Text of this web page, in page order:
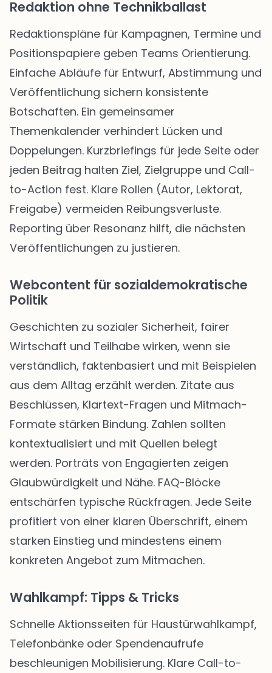
Redaktion ohne Technikballast
Redaktionspläne für Kampagnen, Termine und
Positionspapiere geben Teams Orientierung.
Einfache Abläufe für Entwurf, Abstimmung und
Veröffentlichung sichern konsistente
Botschaften. Ein gemeinsamer
Themenkalender verhindert Lücken und
Doppelungen. Kurzbriefings für jede Seite oder
jeden Beitrag halten Ziel, Zielgruppe und Call-
to-Action fest. Klare Rollen (Autor, Lektorat,
Freigabe) vermeiden Reibungsverluste.
Reporting über Resonanz hilft, die nächsten
Veröffentlichungen zu justieren.
Webcontent für sozialdemokratische
Politik
Geschichten zu sozialer Sicherheit, fairer
Wirtschaft und Teilhabe wirken, wenn sie
verständlich, faktenbasiert und mit Beispielen
aus dem Alltag erzählt werden. Zitate aus
Beschlüssen, Klartext-Fragen und Mitmach-
Formate stärken Bindung. Zahlen sollten
kontextualisiert und mit Quellen belegt
werden. Porträts von Engagierten zeigen
Glaubwürdigkeit und Nähe. FAQ-Blöcke
entschärfen typische Rückfragen. Jede Seite
profitiert von einer klaren Überschrift, einem
starken Einstieg und mindestens einem
konkreten Angebot zum Mitmachen.
Wahlkampf: Tipps & Tricks
Schnelle Aktionsseiten für Haustürwahlkampf,
Telefonbänke oder Spendenaufrufe
beschleunigen Mobilisierung. Klare Call-to-